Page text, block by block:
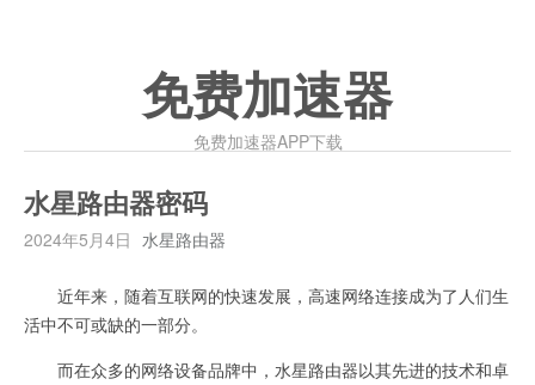
免费加速器
免费加速器APP下载
水星路由器密码
2024年5月4日 水星路由器
近年来，随着互联网的快速发展，高速网络连接成为了人们生
活中不可或缺的一部分。
而在众多的网络设备品牌中，水星路由器以其先进的技术和卓